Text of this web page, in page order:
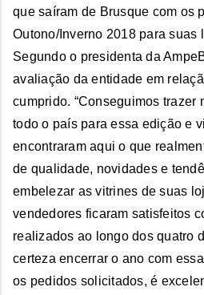
que saíram de Brusque com os
Outono/Inverno 2018 para suas
Segundo o presidenta da
avaliação da entidade em
cumprido. “Conseguimos trazer
todo o país para essa edição e
encontraram aqui o que
de qualidade, novidades e
embelezar as vitrines de suas
vendedores ficaram satisfeitos
realizados ao longo dos quatro
certeza encerrar o ano com
os pedidos solicitados, é